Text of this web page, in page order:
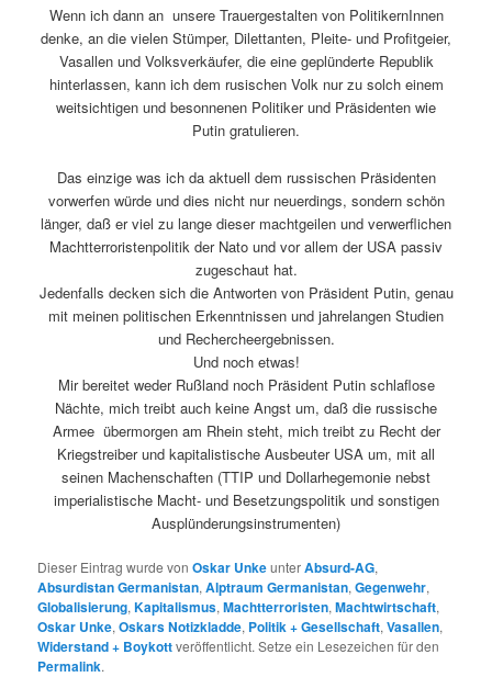
Wenn ich dann an unsere Trauergestalten von PolitikernInnen
denke, an die vielen Stümper, Dilettanten, Pleite- und Profitgeier,
Vasallen und Volksverkäufer, die eine geplünderte Republik
hinterlassen, kann ich dem rusischen Volk nur zu solch einem
weitsichtigen und besonnenen Politiker und Präsidenten wie
Putin gratulieren.
Das einzige was ich da aktuell dem russischen Präsidenten
vorwerfen würde und dies nicht nur neuerdings, sondern schön
länger, daß er viel zu lange dieser machtgeilen und verwerflichen
Machtterroristenpolitik der Nato und vor allem der USA passiv
zugeschaut hat.
Jedenfalls decken sich die Antworten von Präsident Putin, genau
mit meinen politischen Erkenntnissen und jahrelangen Studien
und Rechercheergebnissen.
Und noch etwas!
Mir bereitet weder Rußland noch Präsident Putin schlaflose
Nächte, mich treibt auch keine Angst um, daß die russische
Armee übermorgen am Rhein steht, mich treibt zu Recht der
Kriegstreiber und kapitalistische Ausbeuter USA um, mit all
seinen Machenschaften (TTIP und Dollarhegemonie nebst
imperialistische Macht- und Besetzungspolitik und sonstigen
Ausplünderungsinstrumenten)
Dieser Eintrag wurde vonOskar UnkeunterAbsurd-AG,
Absurdistan Germanistan,Alptraum Germanistan,Gegenwehr,
Globalisierung,Kapitalismus,Machtterroristen,Machtwirtschaft,
Oskar Unke,Oskars Notizkladde, Politik + Gesellschaft,Vasallen,
Widerstand + Boykottveröffentlicht. Setze ein Lesezeichen für den
Permalink.